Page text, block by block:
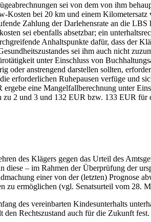
sei von dem von ihm
bei 20 km und einem
Zahlung der Darlehensrate an die
sei ebenfalls absetzbar; ein
Anhaltspunkte dafür, dass der
sei ihm auch nicht
unter Einschluss von
anstrengend darstellen sollten,
erforderlichen Ruhepausen verfüge und
eine Mangelfallberechnung unter
2 und 3 und 132 EUR bzw. 133 EUR
des Klägers gegen das Urteil des
– im Rahmen der Überprüfung der
einer von der (letzten) Prognose
zu ermöglichen (vgl. Senatsurteil vom 28.
des vereinbarten Kindesunterhalts
Rechtszustand auch für die Zukunft